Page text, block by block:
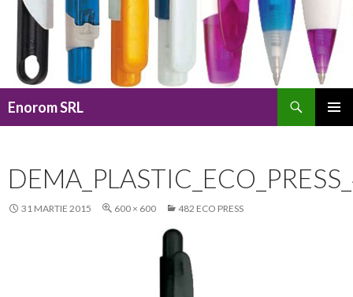
Enorom SRL
31 MARTIE 2015 600 × 600 482 ECO PRESS